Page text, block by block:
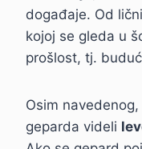
događaje. Od
kojoj se gleda u
prošlost, tj.
Osim
geparda videli